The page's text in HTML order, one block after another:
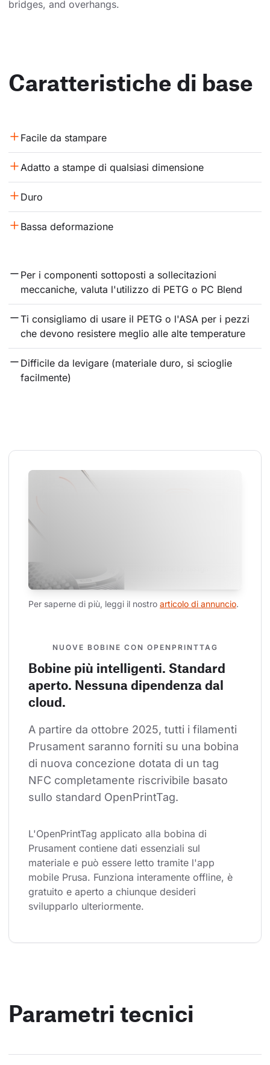
bridges, and overhangs.
Caratteristiche di base
Facile da stampare
Adatto a stampe di qualsiasi dimensione
Duro
Bassa deformazione
Per i componenti sottoposti a sollecitazioni
meccaniche, valuta l'utilizzo di PETG o PC Blend
Ti consigliamo di usare il PETG o l'ASA per i pezzi
che devono resistere meglio alle alte temperature
Difficile da levigare (materiale duro, si scioglie
facilmente)
Per saperne di più, leggi il nostro articolo di annuncio.
NUOVE BOBINE CON OPENPRINTTAG
Bobine più intelligenti. Standard
aperto. Nessuna dipendenza dal
cloud.
A partire da ottobre 2025, tutti i filamenti
Prusament saranno forniti su una bobina
di nuova concezione dotata di un tag
NFC completamente riscrivibile basato
sullo standard OpenPrintTag.
L'OpenPrintTag applicato alla bobina di
Prusament contiene dati essenziali sul
materiale e può essere letto tramite l'app
mobile Prusa. Funziona interamente offline, è
gratuito e aperto a chiunque desideri
svilupparlo ulteriormente.
Parametri tecnici